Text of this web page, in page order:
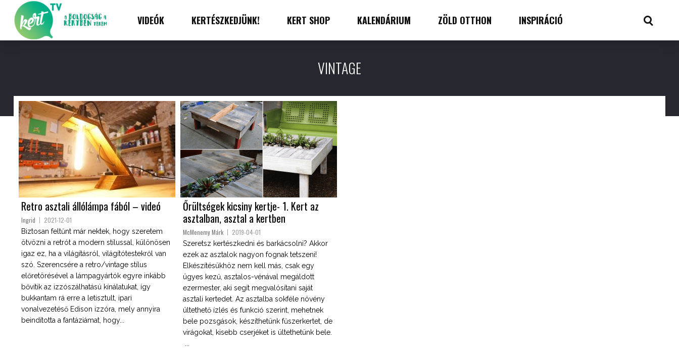
VIDEÓK KERTÉSZKEDJÜNK! KERT SHOP KALENDÁRIUM ZÖLD OTTHON INSPIRÁCIÓ
VINTAGE
Retro asztali állólámpa fából – videó
Ingrid 2021-12-01
Biztosan feltűnt már nektek, hogy szeretem
ötvözni a retrót a modern stílussal, különösen
igaz ez, ha a világításról, világítótestekről van
szó. Szerencsére a retro/vintage stílus
előretörésével a lámpagyártók egyre inkább
bővítik az izzószálhatású kínálatukat, így
bukkantam rá erre a letisztult, ipari
vonalvezetéső Edison izzóra, mely annyira
beindította a fantáziámat, hogy...
Őrültségek kicsiny kertje- 1. Kert az
asztalban, asztal a kertben
McMenemy Márk 2019-04-01
Szeretsz kertészkedni és barkácsolni? Akkor
ezek az asztalok nagyon fognak tetszeni!
Elkészítésükhöz nem kell más, csak egy
ügyes kezű, asztalos-vénával megáldott
ezermester, aki segít megvalósítani saját
asztali kertedet. Az asztalba sokféle növény
ültethető ízlés és funkció szerint, mehetnek
bele pozsgások, készíthetünk fűszerkertet, de
virágokat, kisebb cserjéket is ültethetünk bele.